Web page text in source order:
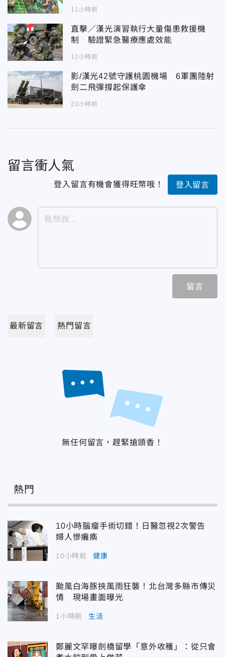
11小時前
直擊／漢光演習執行大量傷患救援機
制 驗證緊急醫療應處效能
12小時前
影/漢光42號守護桃園機場 6軍團陸射
劍二飛彈撐起保護傘
23小時前
留言衝人氣
登入留言有機會獲得旺幣哦！ 登入留言
留言
最新留言 熱門留言
無任何留言，趕緊搶頭香！
熱門
10小時腦瘤手術切錯！日醫忽視2次警告
婦人慘癱瘓
10小時前 健康
颱風白海豚挾風雨狂襲！北台灣多縣市傳災
情 現場畫面曝光
1小時前 生活
鄭麗文罕曝劍橋留學「意外收穫」：從只會